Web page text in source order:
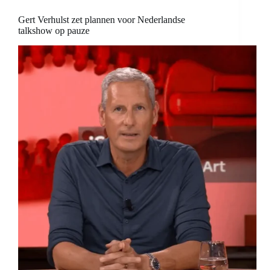
Gert Verhulst zet plannen voor Nederlandse
talkshow op pauze